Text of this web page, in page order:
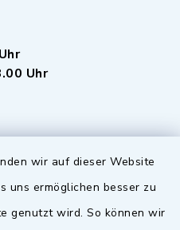
wir auf dieser Website
uns ermöglichen besser zu
genutzt wird. So können wir
Uhr
Württemberg